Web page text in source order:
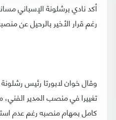
أكد نادي برشلونة الإسباني
رغم قرار الأخير بالرحيل عن
وقال خوان لابورتا رئيس
تغييرا في منصب المدير
كامل بمهام منصبه رغم عدم